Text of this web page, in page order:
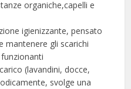
organiche,capelli e
igienizzante, pensato
mantenere gli scarichi
(lavandini, docce,
svolge una